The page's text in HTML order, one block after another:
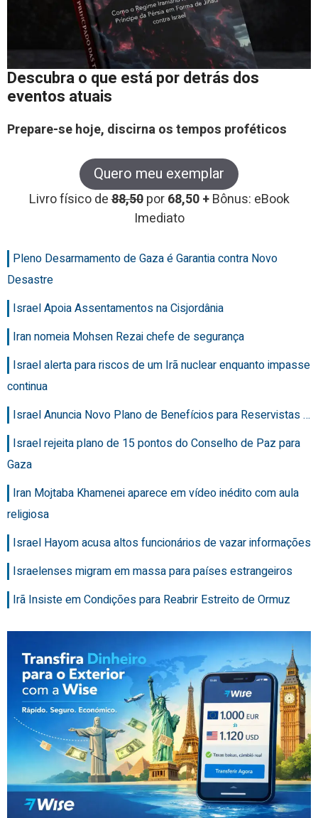
Descubra o que está por detrás dos
eventos atuais
Prepare-se hoje, discirna os tempos proféticos
Quero meu exemplar
Livro físico de88,50 por68,50 +Bônus: eBook
Imediato
Pleno Desarmamento de Gaza é Garantia contra Novo
Desastre
Israel Apoia Assentamentos na Cisjordânia
Iran nomeia Mohsen Rezai chefe de segurança
Israel alerta para riscos de um Irã nuclear enquanto impasse
continua
Israel Anuncia Novo Plano de Benefícios para Reservistas …
Israel rejeita plano de 15 pontos do Conselho de Paz para
Gaza
Iran Mojtaba Khamenei aparece em vídeo inédito com aula
religiosa
Israel Hayom acusa altos funcionários de vazar informações
Israelenses migram em massa para países estrangeiros
Irã Insiste em Condições para Reabrir Estreito de Ormuz